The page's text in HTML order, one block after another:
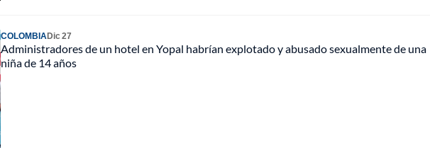
COLOMBIADic 27
Administradores de un hotel en Yopal habrían explotado y abusado sexualmente de una
niña de 14 años